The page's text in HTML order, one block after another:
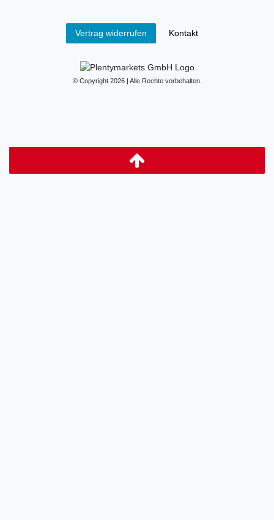
Vertrag widerrufen Kontakt
© Copyright 2026 | Alle Rechte vorbehalten.